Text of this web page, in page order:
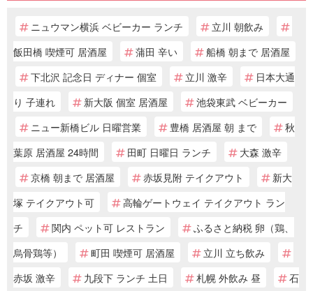
ニュウマン横浜 ベビーカー ランチ
立川 朝飲み
飯田橋 喫煙可 居酒屋
蒲田 辛い
船橋 朝まで 居酒屋
下北沢 記念日 ディナー 個室
立川 激辛
日本大通
り 子連れ
新大阪 個室 居酒屋
池袋東武 ベビーカー
ニュー新橋ビル 日曜営業
豊橋 居酒屋 朝 まで
秋
葉原 居酒屋 24時間
田町 日曜日 ランチ
大森 激辛
京橋 朝まで 居酒屋
赤坂見附 テイクアウト
新大
塚 テイクアウト可
高輪ゲートウェイ テイクアウト ラン
チ
関内 ペット可 レストラン
ふるさと納税 卵（鶏、
烏骨鶏等）
町田 喫煙可 居酒屋
立川 立ち飲み
赤坂 激辛
九段下 ランチ 土日 札幌 外飲み 昼
石